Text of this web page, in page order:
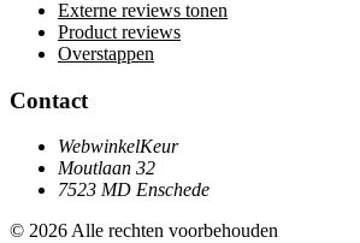
Externe reviews tonen
Product reviews
Overstappen
Contact
WebwinkelKeur
Moutlaan 32
7523 MD Enschede
© 2026 Alle rechten voorbehouden